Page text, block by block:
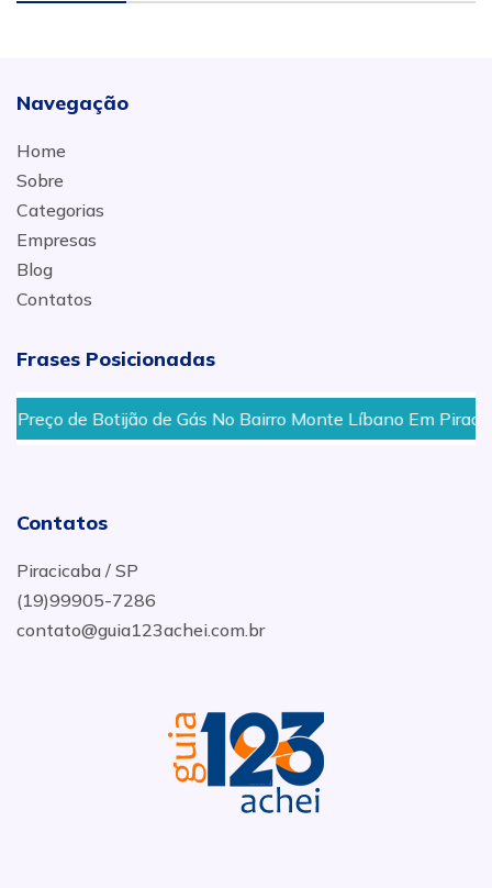
Navegação
Home
Sobre
Categorias
Empresas
Blog
Contatos
Frases Posicionadas
de Botijão de Gás No Bairro Monte Líbano Em
Contatos
Piracicaba / SP
(19)99905-7286
contato@guia123achei.com.br